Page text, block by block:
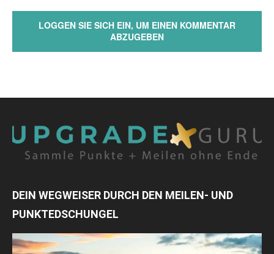
LOGGEN SIE SICH EIN, UM EINEN KOMMENTAR
ABZUGEBEN
DEIN WEGWEISER DURCH DEN MEILEN- UND
PUNKTEDSCHUNGEL